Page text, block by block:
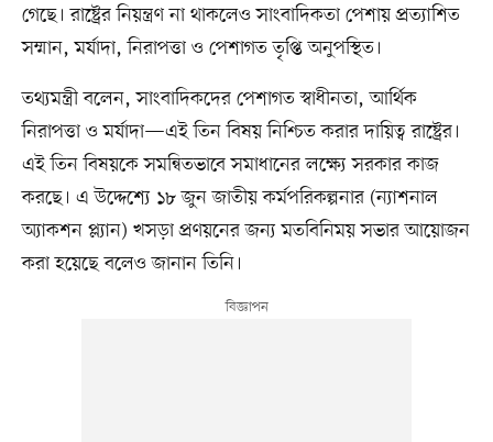
গেছে। রাষ্ট্রের নিয়ন্ত্রণ না থাকলেও সাংবাদিকতা পেশায় প্রত্যাশিত
সম্মান, মর্যাদা, নিরাপত্তা ও পেশাগত তৃপ্তি অনুপস্থিত।
তথ্যমন্ত্রী বলেন, সাংবাদিকদের পেশাগত স্বাধীনতা, আর্থিক
নিরাপত্তা ও মর্যাদা—এই তিন বিষয় নিশ্চিত করার দায়িত্ব রাষ্ট্রের।
এই তিন বিষয়কে সমন্বিতভাবে সমাধানের লক্ষ্যে সরকার কাজ
করছে। এ উদ্দেশ্যে ১৮ জুন জাতীয় কর্মপরিকল্পনার (ন্যাশনাল
অ্যাকশন প্ল্যান) খসড়া প্রণয়নের জন্য মতবিনিময় সভার আয়োজন
করা হয়েছে বলেও জানান তিনি।